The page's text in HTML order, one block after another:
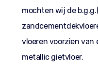
mochten wij de
vloeren voorzien van
metallic gietvloer.